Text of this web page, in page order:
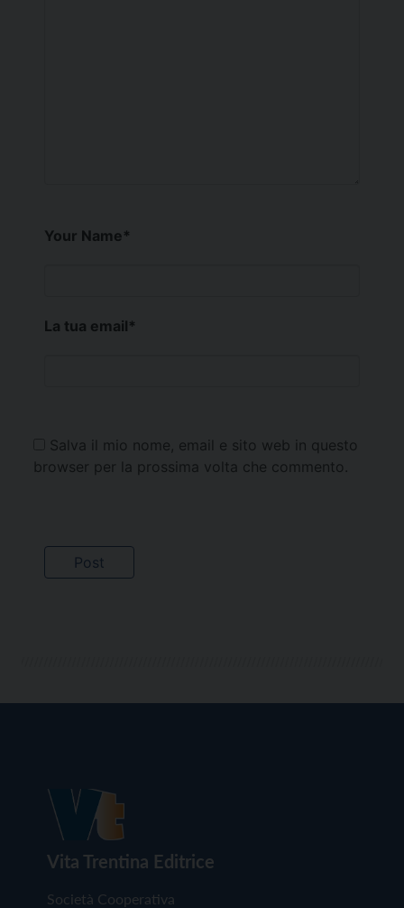
Your Name*
La tua email*
Salva il mio nome, email e sito web in questo
browser per la prossima volta che commento.
Vita Trentina Editrice
Società Cooperativa